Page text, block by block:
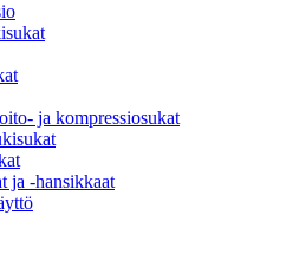
ja kompressiosukat
ja -hansikkaat